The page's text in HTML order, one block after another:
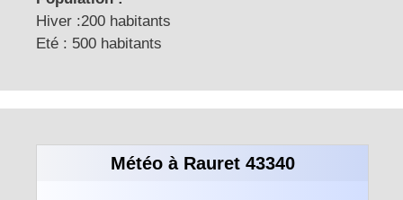
Hiver :200 habitants
Eté : 500 habitants
Météo à Rauret 43340